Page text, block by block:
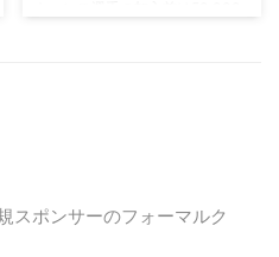
選手 ポジション FW 生年月日
ーズンもお疲れ様でした。 #Jク
スポンサーのフォーマルク